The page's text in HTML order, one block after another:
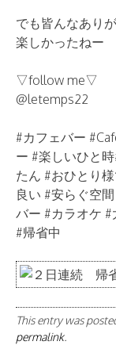
でも皆んなあり
楽しかったねー
▽follow me▽
@letemps22
#カフェバー
ー #楽しいひと
たん #おひとり
良い #安らぐ空
バー #カラオケ
#帰省中
This entry was
permalink.